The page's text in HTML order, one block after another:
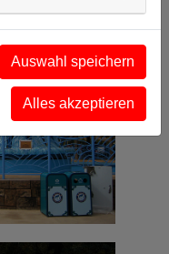
16
Auswahl speichern
Alles akzeptieren